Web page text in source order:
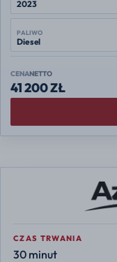
2023
PALIWO
Diesel
CENANETTO
41 200 ZŁ
CZAS TRWANIA
30 minut